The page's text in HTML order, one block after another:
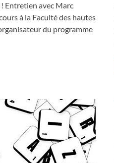
Entretien avec Marc
à la Faculté des hautes
du programme